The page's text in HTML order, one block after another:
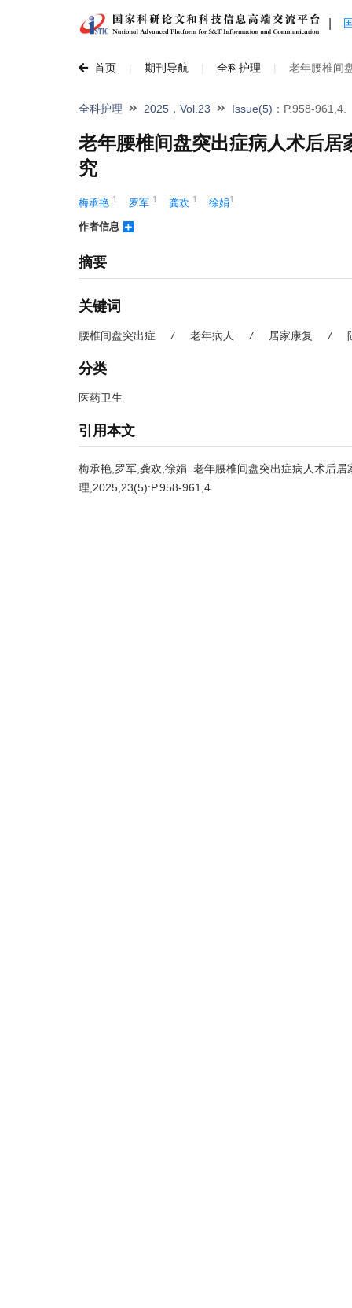
首页 期刊导航 全科护理 老年腰椎间
全科护理 2025，Vol.23 Issue(5) ：P.958-961,4.
老年腰椎间盘突出症病人术后
究
梅承艳 1 罗军 1 龚欢 1 徐娟1
作者信息
摘要
关键词
腰椎间盘突出症 / 老年病人 / 居家康复 /
分类
医药卫生
引用本文
梅承艳,罗军,龚欢,徐娟..老年腰椎间盘突出症病人术后
理,2025,23(5):P.958-961,4.